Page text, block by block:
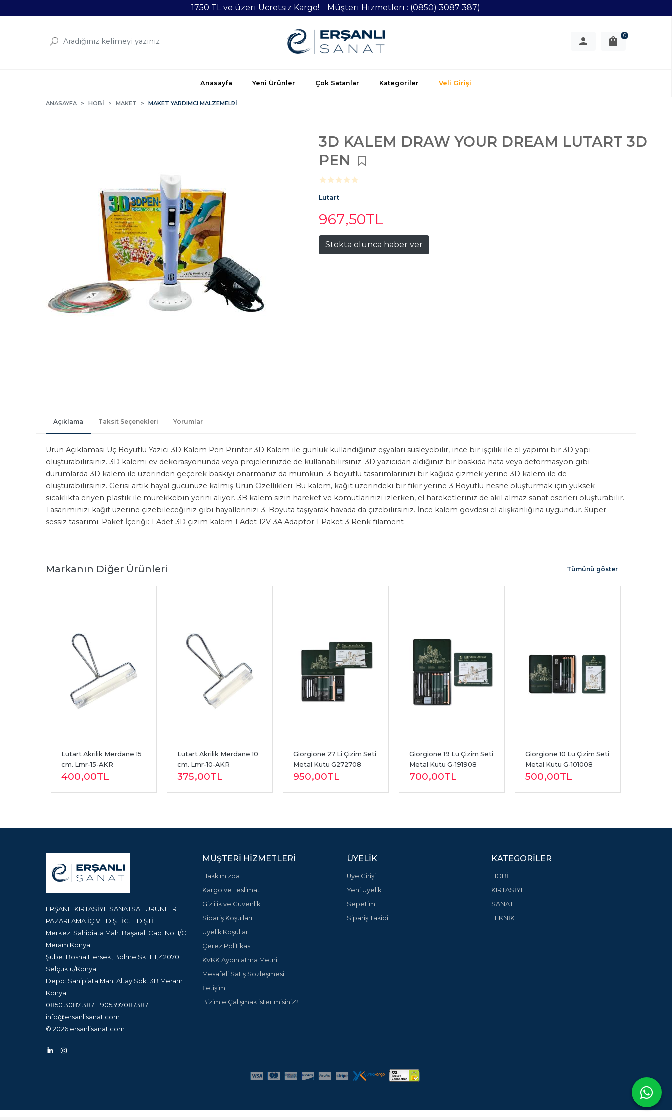
1750 TL ve üzeri Ücretsiz Kargo! Müşteri Hizmetleri : (0850) 3087 387)
0
Anasayfa Yeni Ürünler Çok Satanlar Kategoriler Veli Girişi
ANASAYFA HOBİ MAKET MAKET YARDIMCI MALZEMELRİ
3D KALEM DRAW YOUR DREAM LUTART 3D
PEN
Lutart
967,50TL
Stokta olunca haber ver
Açıklama Taksit Seçenekleri Yorumlar
Ürün Açıklaması Üç Boyutlu Yazıcı 3D Kalem Pen Printer 3D Kalem ile günlük kullandığınız eşyaları süsleyebilir, ince bir işçilik ile el yapımı bir 3D yapı
oluşturabilirsiniz. 3D kalemi ev dekorasyonunda veya projelerinizde de kullanabilirsiniz. 3D yazıcıdan aldığınız bir baskıda hata veya deformasyon gibi
durumlarda 3D kalem ile üzerinden geçerek baskıyı onarmanız da mümkün. 3 boyutlu tasarımlarınızı bir kağıda çizmek yerine 3D kalem ile de
oluşturabilirsiniz. Gerisi artık hayal gücünüze kalmış Ürün Özellikleri: Bu kalem, kağıt üzerindeki bir fikir yerine 3 Boyutlu nesne oluşturmak için yüksek
sıcaklıkta eriyen plastik ile mürekkebin yerini alıyor. 3B kalem sizin hareket ve komutlarınızı izlerken, el hareketleriniz de akıl almaz sanat eserleri oluşturabilir.
Tasarımınızı kağıt üzerine çizebileceğiniz gibi hayallerinizi 3. Boyuta taşıyarak havada da çizebilirsiniz. İnce kalem gövdesi el alışkanlığına uygundur. Süper
sessiz tasarımı. Paket İçeriği: 1 Adet 3D çizim kalem 1 Adet 12V 3A Adaptör 1 Paket 3 Renk filament
Markanın Diğer Ürünleri
Lutart Akrilik Merdane 15
cm. Lmr-15-AKR
400,00TL
Lutart Akrilik Merdane 10
cm. Lmr-10-AKR
375,00TL
Giorgione 27 Li Çizim Seti
Metal Kutu G272708
950,00TL
Giorgione 19 Lu Çizim Seti
Metal Kutu G-191908
700,00TL
Giorgione 10 Lu Çizim Seti
Metal Kutu G-101008
500,00TL
Tümünü göster
ERŞANLI KIRTASİYE SANATSAL ÜRÜNLER
PAZARLAMA İÇ VE DIŞ TİC.LTD.ŞTİ.
Merkez: Sahibiata Mah. Başaralı Cad. No: 1/C
Meram Konya
Şube: Bosna Hersek, Bölme Sk. 1H, 42070
Selçuklu/Konya
Depo: Sahipiata Mah. Altay Sok. 3B Meram
Konya
0850 3087 387
905397087387
info@ersanlisanat.com
© 2026 ersanlisanat.com
MÜŞTERI HIZMETLERI
Hakkımızda
Kargo ve Teslimat
Gizlilik ve Güvenlik
Sipariş Koşulları
Üyelik Koşulları
Çerez Politikası
KVKK Aydınlatma Metni
Mesafeli Satış Sözleşmesi
İletişim
Bizimle Çalışmak ister misiniz?
ÜYELIK
Üye Girişi
Yeni Üyelik
Sepetim
Sipariş Takibi
KATEGORILER
HOBİ
KIRTASİYE
SANAT
TEKNİK